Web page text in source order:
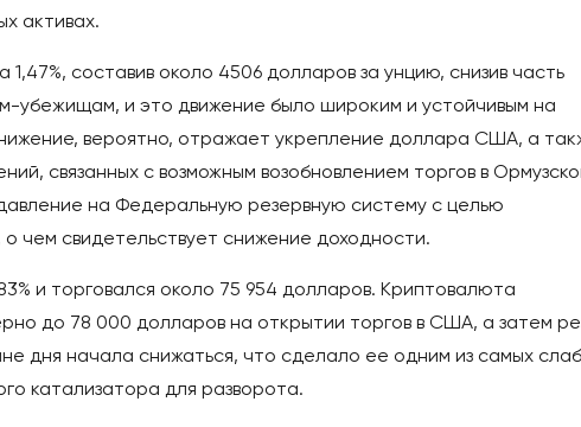
активах.
составив около 4506 долларов за унцию, снизив часть
убежищам, и это движение было широким и устойчивым на
вероятно, отражает укрепление доллара США, а
связанных с возможным возобновлением торгов в
на Федеральную резервную систему с целью
чем свидетельствует снижение доходности.
и торговался около 75 954 долларов. Криптовалюта
до 78 000 долларов на открытии торгов в США, а затем
дня начала снижаться, что сделало ее одним из самых
катализатора для разворота.